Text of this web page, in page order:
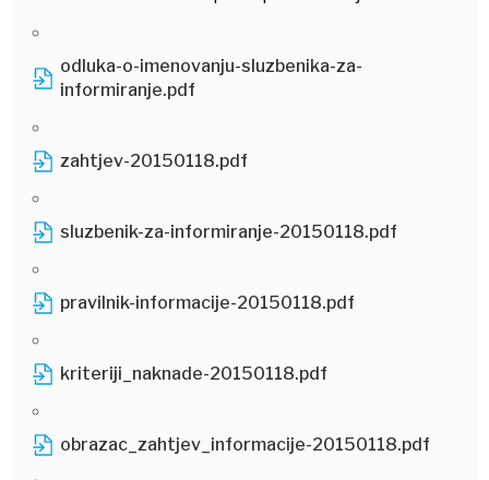
odluka-o-imenovanju-sluzbenika-za-
informiranje.pdf
zahtjev-20150118.pdf
sluzbenik-za-informiranje-20150118.pdf
pravilnik-informacije-20150118.pdf
kriteriji_naknade-20150118.pdf
obrazac_zahtjev_informacije-20150118.pdf